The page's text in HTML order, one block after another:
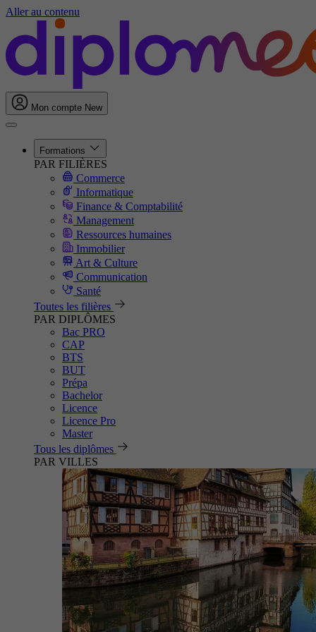
Aller au contenu
Mon compte New
Formations
PAR FILIÈRES
Commerce
Informatique
Finance & Comptabilité
Management
Ressources humaines
Immobilier
Art & Culture
Communication
Santé
Toutes les filières
PAR DIPLÔMES
Bac PRO
CAP
BTS
BUT
Prépa
Bachelor
Licence
Licence Pro
Master
Tous les diplômes
PAR VILLES